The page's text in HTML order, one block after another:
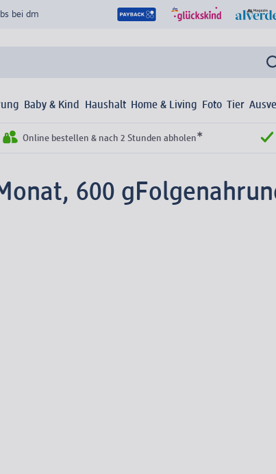
bei dm
Baby & Kind Haushalt Home & Living Foto Tier
Online bestellen & nach 2 Stunden abholen*
600 g